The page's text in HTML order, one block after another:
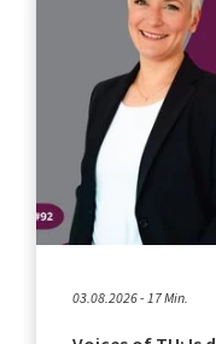
03.08.2026 - 17 Min.